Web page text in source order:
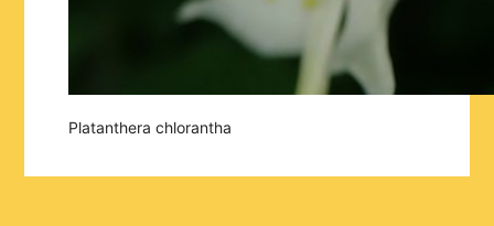
Platanthera chlorantha